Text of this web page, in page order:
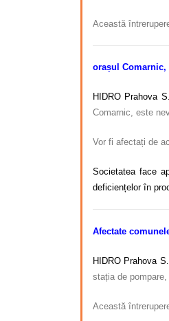
Această
orașul Comarnic,
HIDRO Prahova
Comarnic, este
Vor fi afectați de
Societatea face
deficiențelor în
Afectate
HIDRO Prahova
stația de
Această